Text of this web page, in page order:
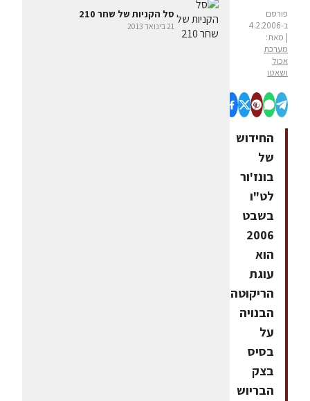
פורסם
ב-4.2.2006
| מאת:
מערכת
אכול
ושאטו
החידוש
של
בונז'ור
לט"ו
בשבט
2006
הוא
עוגת
הריקוטה,
הבנויה
על
בסיס
בצק
הבריוש
סל הקניות של שחר 210
21 בינואר 2013